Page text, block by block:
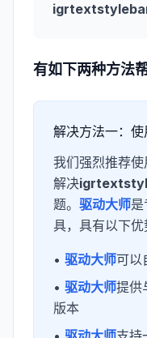
有如下两种方法
解决方法一：
我们强烈推荐
解决
题。 驱动大师
具，具有以下优
• 驱动大师可以
• 驱动大师提供
版本